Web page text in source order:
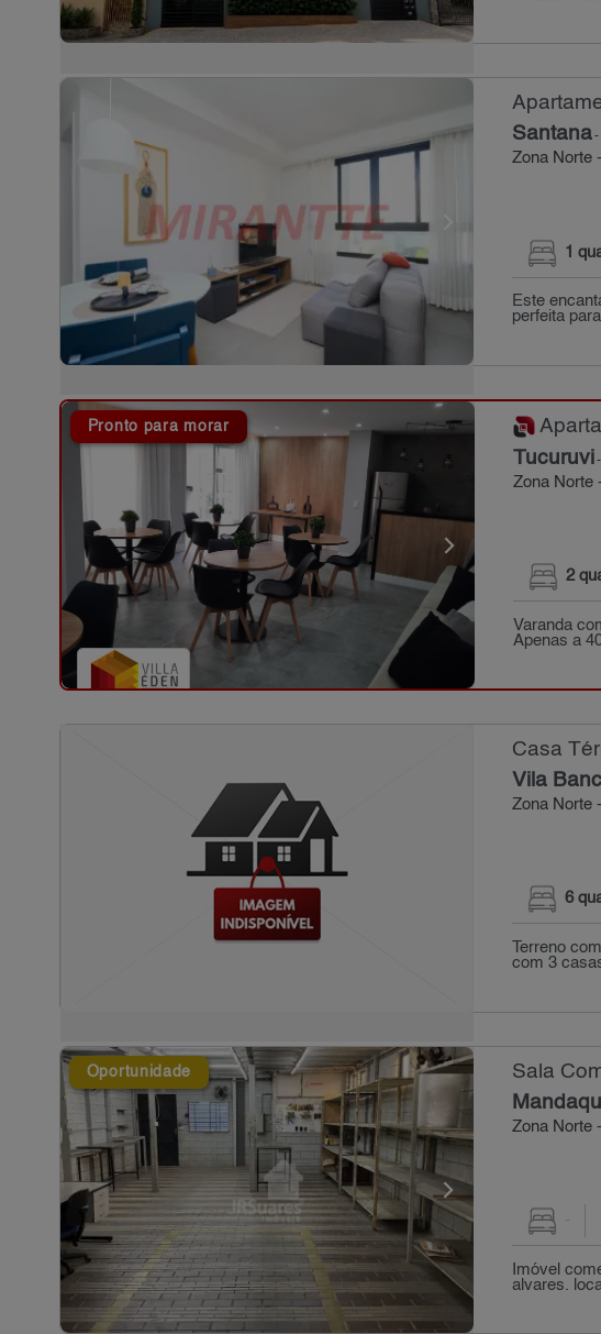
Santana
Zona Norte
1
Este
perfeita
Pronto para morar
Tucuruvi
Zona Norte
2
Varanda
Apenas a
Casa
Vila
Zona Norte
6
Terreno
com 3
Oportunidade Sala
Zona Norte
-
Imóvel
alvares.